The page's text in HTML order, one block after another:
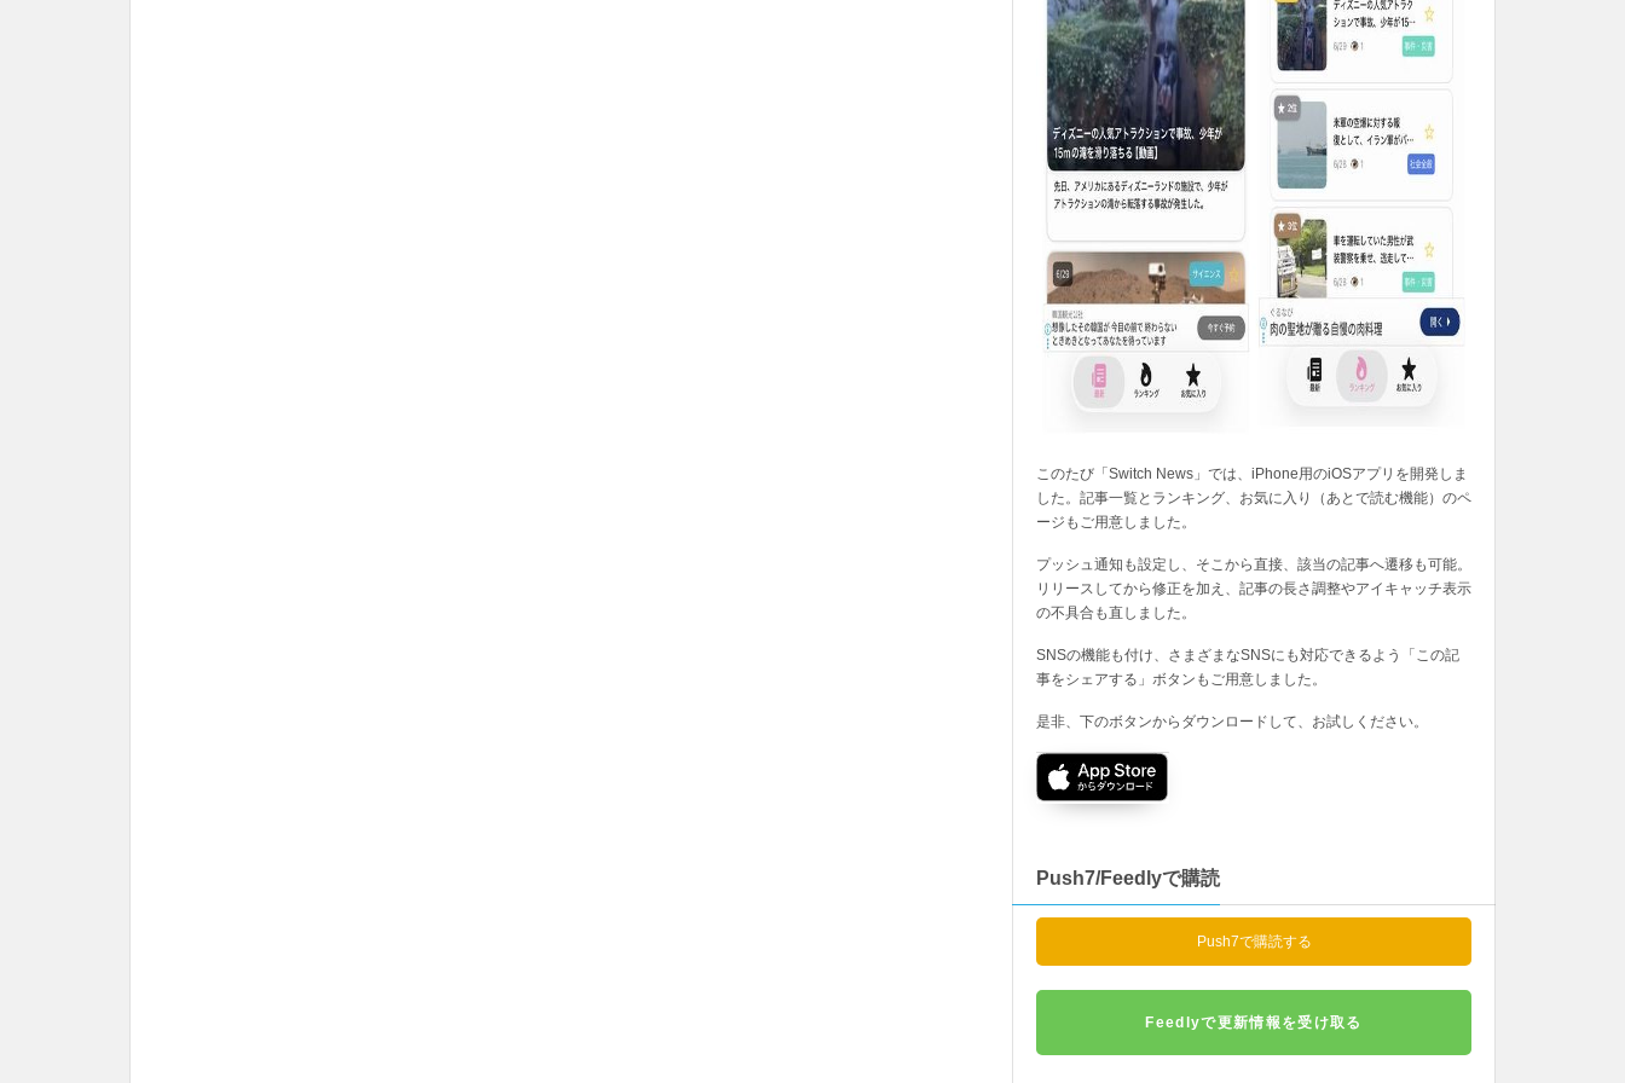
このたび「Switch News」では、iPhone用のiOSアプリを開発しま
した。記事一覧とランキング、お気に入り（あとで読む機能）のペ
ージもご用意しました。
プッシュ通知も設定し、そこから直接、該当の記事へ遷移も可能。
リリースしてから修正を加え、記事の長さ調整やアイキャッチ表示
の不具合も直しました。
SNSの機能も付け、さまざまなSNSにも対応できるよう「この記
事をシェアする」ボタンもご用意しました。
是非、下のボタンからダウンロードして、お試しください。
Push7/Feedlyで購読
Push7で購読する
Feedlyで更新情報を受け取る